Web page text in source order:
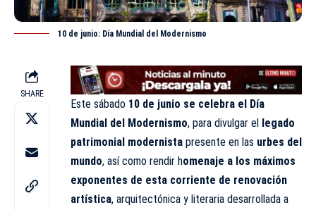
10 de junio: Día Mundial del Modernismo
SHARE
Este sábado 10 de junio se celebra el Día
Mundial del Modernismo, para divulgar el legado
patrimonial modernista presente en las urbes del
mundo, así como rendir homenaje a los máximos
exponentes de esta corriente de renovación
artística, arquitectónica y literaria desarrollada a